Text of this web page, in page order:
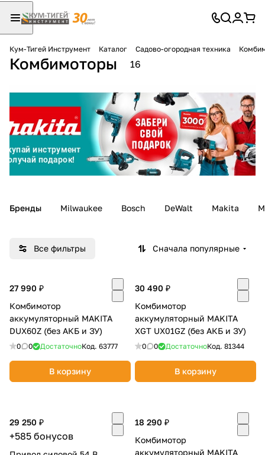
Кум-Тигей Инструмент Каталог Садово-огородная техника
Комбимоторы 16
Бренды Milwaukee Bosch DeWalt Makita
Все фильтры Сначала популярные
27 990 ₽
Комбимотор
аккумуляторный MAKITA
DUX60Z (без АКБ и ЗУ)
0 0 ДостаточноКод. 63777
В корзину
30 490 ₽
Комбимотор
аккумуляторный MAKITA
XGT UX01GZ (без АКБ и ЗУ)
0 0 ДостаточноКод. 81344
В корзину
29 250 ₽
+585 бонусов
18 290 ₽
Комбимотор
аккумуляторный MAKITA
Для клиентов всех банков
Разбейте
оплату на части
без переплат
Добавляйте товары
Оплачивайте сегодня только
25% картой любого банка
Оставшиеся
% будут